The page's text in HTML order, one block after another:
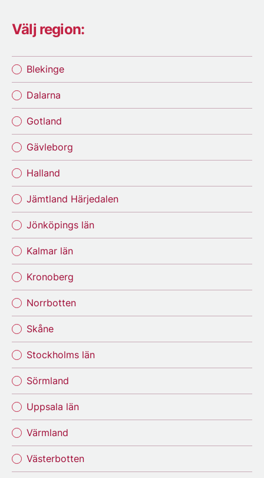
Välj region:
Blekinge
Dalarna
Gotland
Gävleborg
Halland
Jämtland Härjedalen
Jönköpings län
Kalmar län
Kronoberg
Norrbotten
Skåne
Stockholms län
Sörmland
Uppsala län
Värmland
Västerbotten